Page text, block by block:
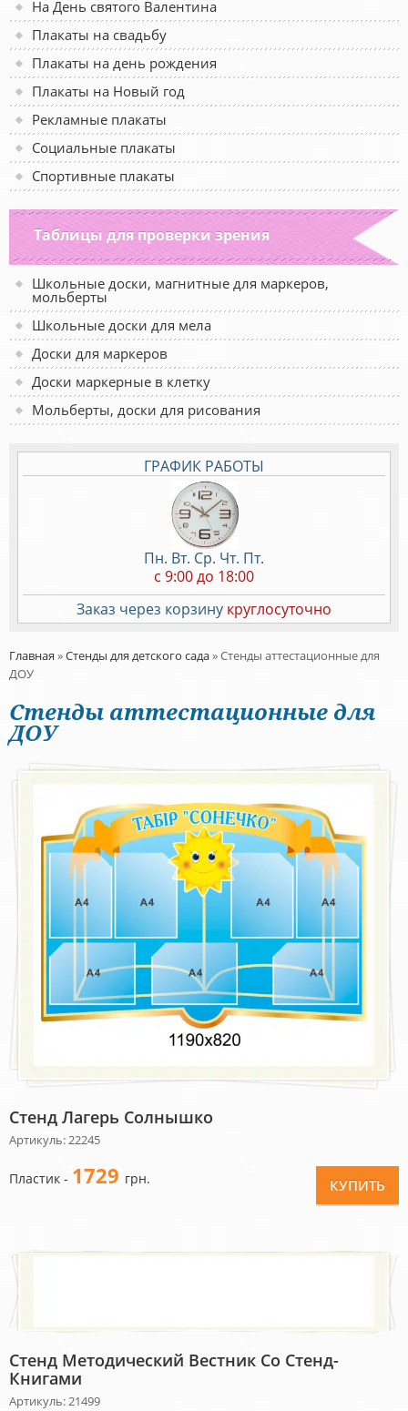
На День святого Валентина
Плакаты на свадьбу
Плакаты на день рождения
Плакаты на Новый год
Рекламные плакаты
Социальные плакаты
Спортивные плакаты
Таблицы для проверки зрения
Школьные доски, магнитные для маркеров,
мольберты
Школьные доски для мела
Доски для маркеров
Доски маркерные в клетку
Мольберты, доски для рисования
ГРАФИК РАБОТЫ
Пн. Вт. Ср. Чт. Пт.
c 9:00 до 18:00
Заказ через корзину круглосуточно
Главная »Стенды для детского сада»Стенды аттестационные для
ДОУ
Стенды аттестационные для
ДОУ
Стенд Лагерь Солнышко
Артикуль: 22245
Пластик - 1729 грн. КУПИТЬ
Стенд Методический Вестник Со Стенд-
Книгами
Артикуль: 21499